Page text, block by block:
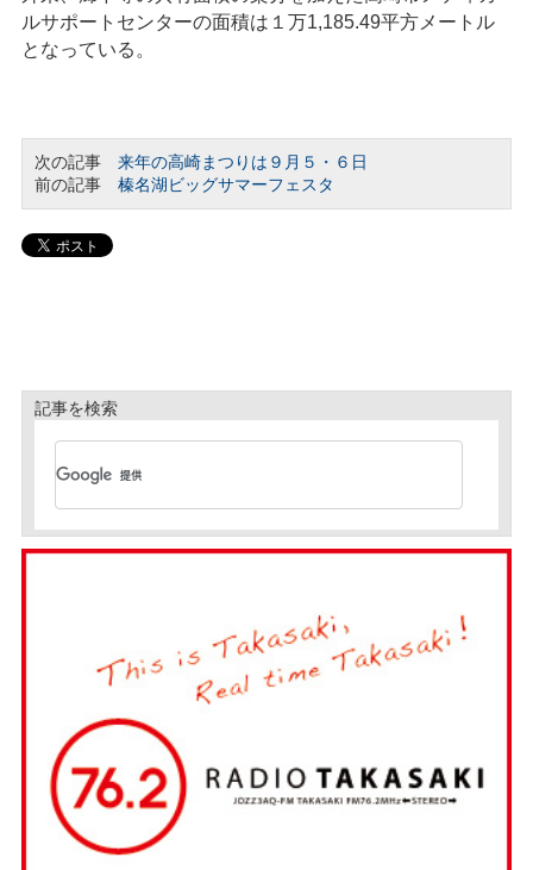
ルサポートセンターの面積は１万1,185.49平方メートル
となっている。
次の記事 来年の高崎まつりは９月５・６日
前の記事 榛名湖ビッグサマーフェスタ
記事を検索